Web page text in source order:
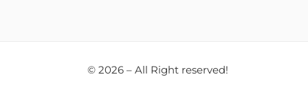
© 2026 – All Right reserved!